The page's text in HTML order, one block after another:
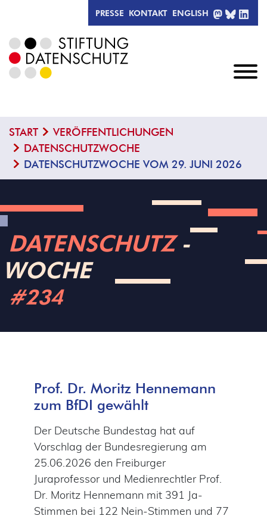
PRESSE KONTAKT ENGLISH
START
VERÖFFENTLICHUNGEN
DATENSCHUTZWOCHE
DATENSCHUTZWOCHE VOM 29. JUNI 2026
DATENSCHUTZ ­
WOCHE
#234
Prof. Dr. Moritz Hennemann
zum BfDI gewählt
Der Deutsche Bundestag hat auf
Vorschlag der Bundesregierung am
25.06.2026 den Freiburger
Juraprofessor und Medienrechtler Prof.
Dr. Moritz Hennemann mit 391 Ja-
Stimmen bei 122 Nein-Stimmen und 77